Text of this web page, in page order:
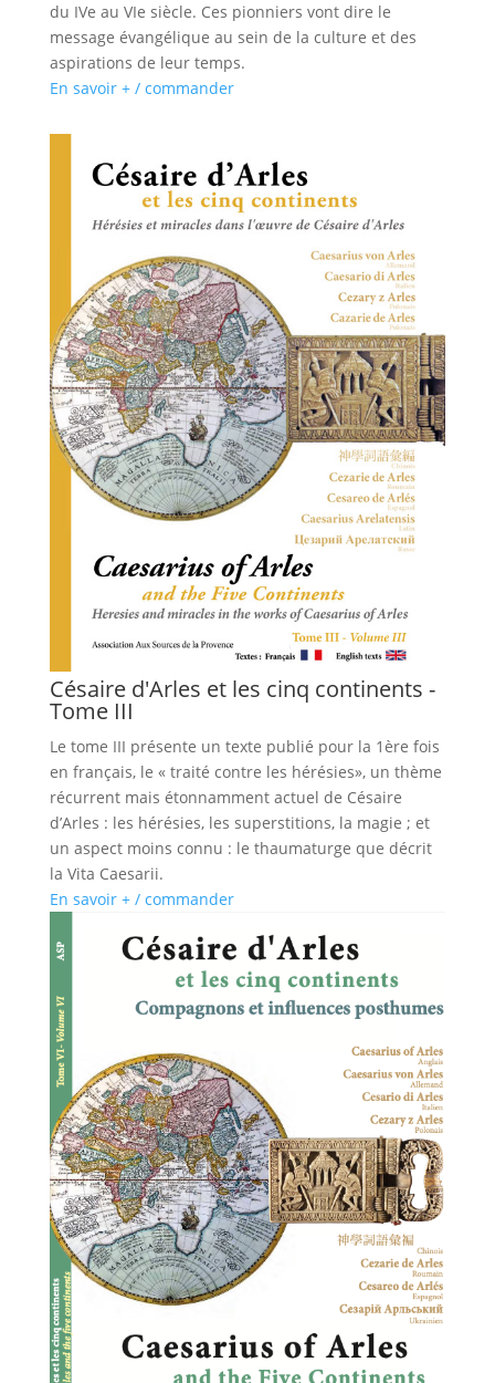
du IVe au VIe siècle. Ces pionniers vont dire le
message évangélique au sein de la culture et des
aspirations de leur temps.
En savoir + / commander
Césaire d'Arles et les cinq continents -
Tome III
Le tome III présente un texte publié pour la 1ère fois
en français, le « traité contre les hérésies», un thème
récurrent mais étonnamment actuel de Césaire
d’Arles : les hérésies, les superstitions, la magie ; et
un aspect moins connu : le thaumaturge que décrit
la Vita Caesarii.
En savoir + / commander